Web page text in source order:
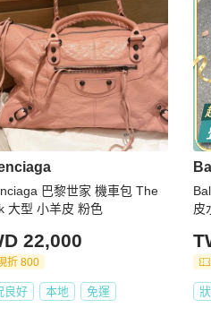
巴黎世家 機車包 The
大型 小羊皮 粉色
22,000
折 800
良好 本地 免運
皮